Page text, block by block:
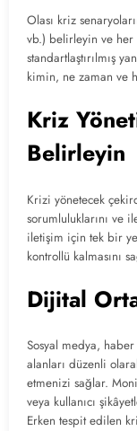
Olası kriz
vb.) belirleyin ve her
standartlaştırılmış
kimin, ne zaman ve
Kriz
Belirleyin
Krizi yönetecek
sorumluluklarını ve
iletişim için tek bir
kontrollü kalmasını
Dijital
Sosyal medya,
alanları düzenli
etmenizi sağlar.
veya kullanıcı
Erken tespit edilen